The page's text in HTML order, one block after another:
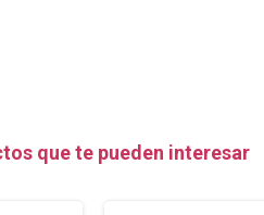
que te pueden interesar